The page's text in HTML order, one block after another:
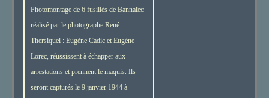
Photomontage de 6 fusillés de Bannalec
réalisé par le photographe René
Thersiquel : Eugène Cadic et Eugène
Lorec, réussissent à échapper aux
arrestations et prennent le maquis. Ils
seront capturés le 9 janvier 1944 à